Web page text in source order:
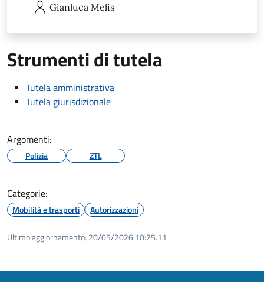
Gianluca Melis
Strumenti di tutela
Tutela amministrativa
Tutela giurisdizionale
Argomenti:
Polizia ZTL
Categorie:
Mobilità e trasporti Autorizzazioni
Ultimo aggiornamento: 20/05/2026 10:25.11